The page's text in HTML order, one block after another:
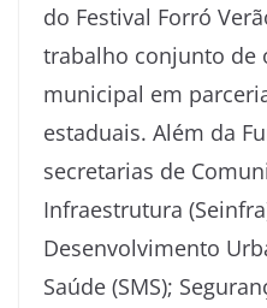
do Festival Forró
trabalho conjunto de
municipal em
estaduais. Além da
secretarias de
Infraestrutura
Desenvolvimento
Saúde (SMS);